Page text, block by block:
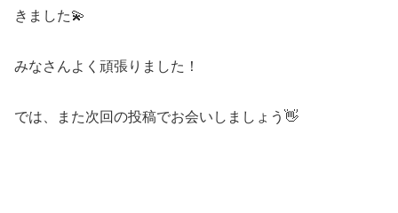
きました💫
みなさんよく頑張りました！
では、また次回の投稿でお会いしましょう👋